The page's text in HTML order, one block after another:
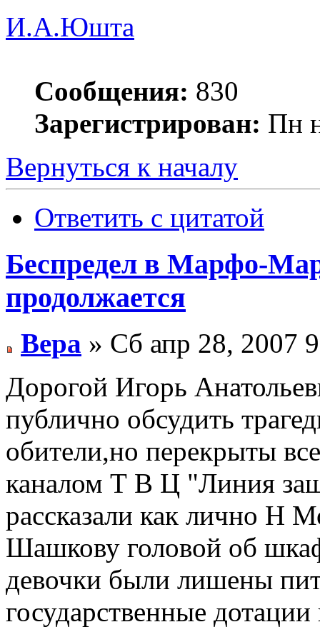
И.А.Юшта
Сообщения: 830
Зарегистрирован: Пн
Вернуться к началу
Ответить с цитатой
Беспредел в Марфо-
продолжается
Вера » Сб апр 28, 2007
Дорогой Игорь
публично обсудить
обители,но перекрыты
каналом Т В Ц "Линия
рассказали как лично Н
Шашкову головой об
девочки были лишены
государственные